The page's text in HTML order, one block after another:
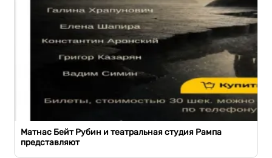
Матнас Бейт Рубин и театральная студия Рампа
представляют